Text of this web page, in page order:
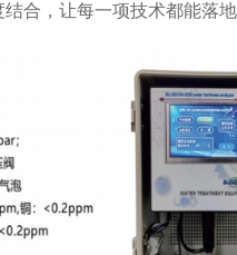
合，让每一项技术都能落